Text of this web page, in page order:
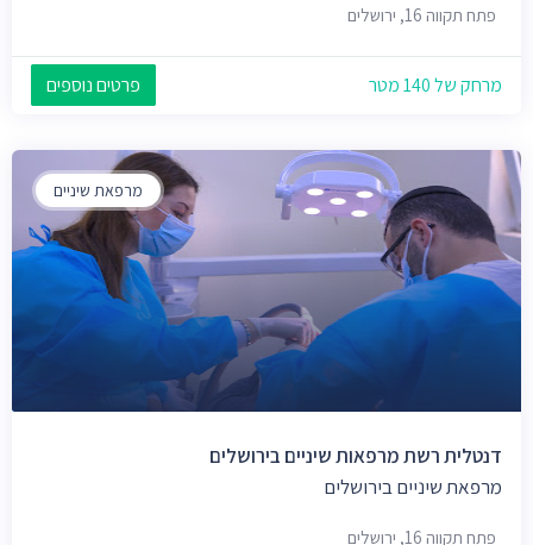
פתח תקווה 16, ירושלים
מרחק של 140 מטר פרטים נוספים
מרפאת שיניים
דנטלית רשת מרפאות שיניים בירושלים
מרפאת שיניים בירושלים
פתח תקווה 16, ירושלים